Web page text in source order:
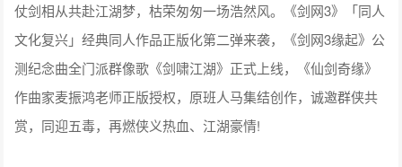
仗剑相从共赴江湖梦，枯荣匆匆一场浩然风。《剑网3》「同人
文化复兴」经典同人作品正版化第二弹来袭，《剑网3缘起》公
测纪念曲全门派群像歌《剑啸江湖》正式上线，《仙剑奇缘》
作曲家麦振鸿老师正版授权，原班人马集结创作，诚邀群侠共
赏，同迎五毒，再燃侠义热血、江湖豪情!